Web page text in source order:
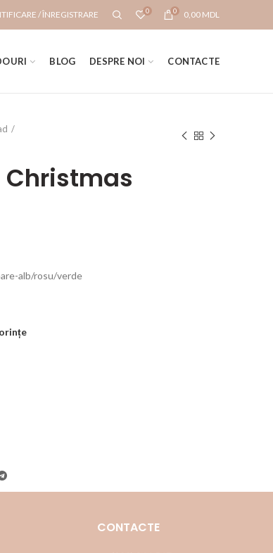
/ ÎNREGISTRARE 0 0 0,00 MDL
BLOG DESPRE NOI CONTACTE
alb/rosu/verde
CONTACTE